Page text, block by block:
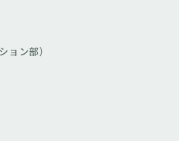
ョン部）